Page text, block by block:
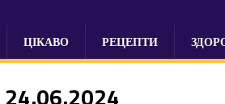
ЦІКАВО РЕЦЕПТИ